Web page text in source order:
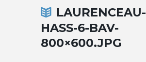
LAURENCEAU-
HASS-6-BAV-
800×600.JPG